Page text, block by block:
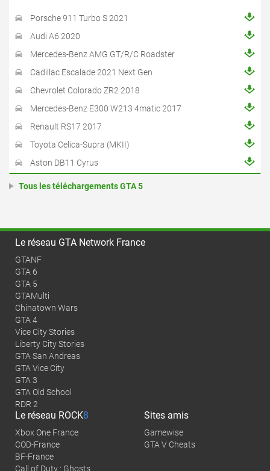
Porsche 911 Turbo S 2021
Audi A6 2020
Mercedes-Benz AMG GT/R/C Roadster
Cadillac Escalade 2021 Next Gen
Chevrolet Colorado ZR2 2018
Mercedes-Benz E300 W213 4matic 2017
Renault RS17 2017
Toyota Celica-Supra (MKII)
Aston DB11 Cyrus
Tous les téléchargements GTA 5
Le réseau GTA Network France
GTANF
GTA 6
GTA 5
GTAMulti
Chinatown Wars
GTA 4
Vice City Stories
Liberty City Stories
GTA San Andreas
GTA Vice City
GTA 3
GTA Old School
RDR 2
Le réseau ROCK8
Xbox One France
COD-France
BF-France
Call of Duty : Ghosts
Sites amis
Gamewise
GTA V Cheats